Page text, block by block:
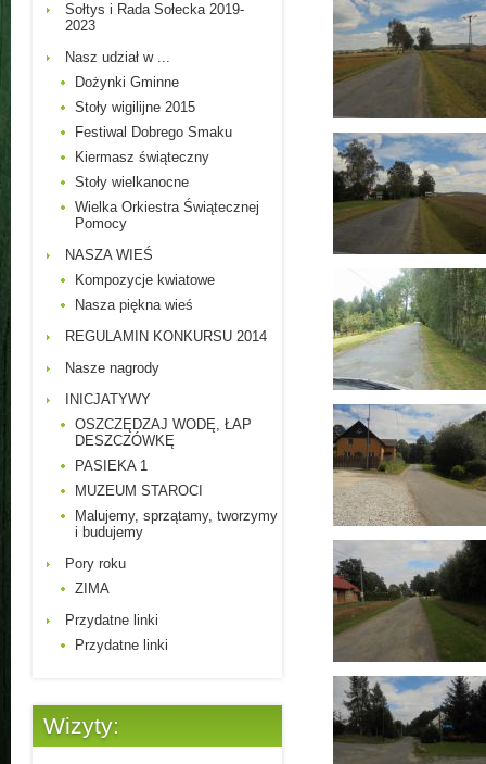
Sołtys i Rada Sołecka 2019-
2023
Nasz udział w ...
Dożynki Gminne
Stoły wigilijne 2015
Festiwal Dobrego Smaku
Kiermasz świąteczny
Stoły wielkanocne
Wielka Orkiestra Świątecznej
Pomocy
NASZA WIEŚ
Kompozycje kwiatowe
Nasza piękna wieś
REGULAMIN KONKURSU 2014
Nasze nagrody
INICJATYWY
OSZCZĘDZAJ WODĘ, ŁAP
DESZCZÓWKĘ
PASIEKA 1
MUZEUM STAROCI
Malujemy, sprzątamy, tworzymy
i budujemy
Pory roku
ZIMA
Przydatne linki
Przydatne linki
Wizyty: